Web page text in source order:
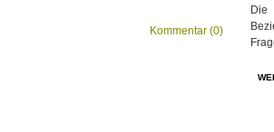
Kommentar (0)
Die